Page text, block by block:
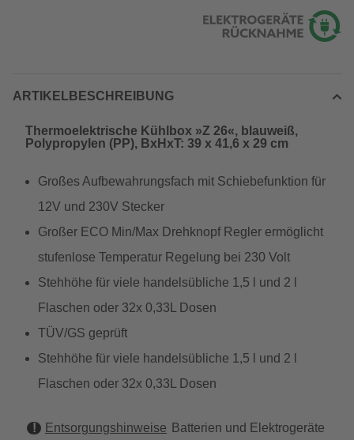
ARTIKELBESCHREIBUNG
Thermoelektrische Kühlbox »Z 26«, blauweiß,
Polypropylen (PP), BxHxT: 39 x 41,6 x 29 cm
Großes Aufbewahrungsfach mit Schiebefunktion für
12V und 230V Stecker
Großer ECO Min/Max Drehknopf Regler ermöglicht
stufenlose Temperatur Regelung bei 230 Volt
Stehhöhe für viele handelsübliche 1,5 l und 2 l
Flaschen oder 32x 0,33L Dosen
TÜV/GS geprüft
Stehhöhe für viele handelsübliche 1,5 l und 2 l
Flaschen oder 32x 0,33L Dosen
Entsorgungshinweise Batterien und Elektrogeräte